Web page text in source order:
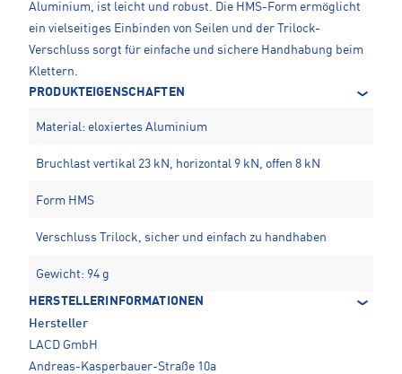
Aluminium, ist leicht und robust. Die HMS-Form ermöglicht
ein vielseitiges Einbinden von Seilen und der Trilock-
Verschluss sorgt für einfache und sichere Handhabung beim
Klettern.
PRODUKTEIGENSCHAFTEN
Material: eloxiertes Aluminium
Bruchlast vertikal 23 kN, horizontal 9 kN, offen 8 kN
Form HMS
Verschluss Trilock, sicher und einfach zu handhaben
Gewicht: 94 g
HERSTELLERINFORMATIONEN
Hersteller
LACD GmbH
Andreas-Kasperbauer-Straße 10a